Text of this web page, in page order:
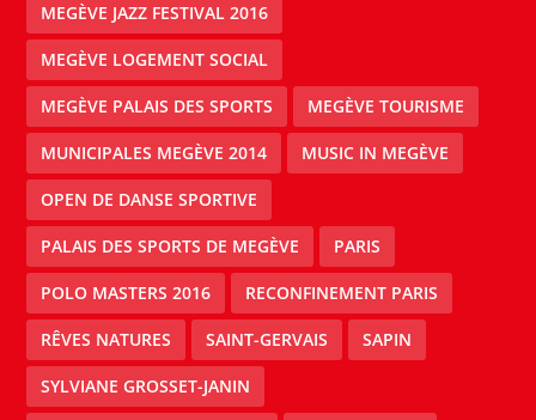
MEGÈVE JAZZ FESTIVAL 2016
MEGÈVE LOGEMENT SOCIAL
MEGÈVE PALAIS DES SPORTS MEGÈVE TOURISME
MUNICIPALES MEGÈVE 2014 MUSIC IN MEGÈVE
OPEN DE DANSE SPORTIVE
PALAIS DES SPORTS DE MEGÈVE PARIS
POLO MASTERS 2016 RECONFINEMENT PARIS
RÊVES NATURES SAINT-GERVAIS SAPIN
SYLVIANE GROSSET-JANIN